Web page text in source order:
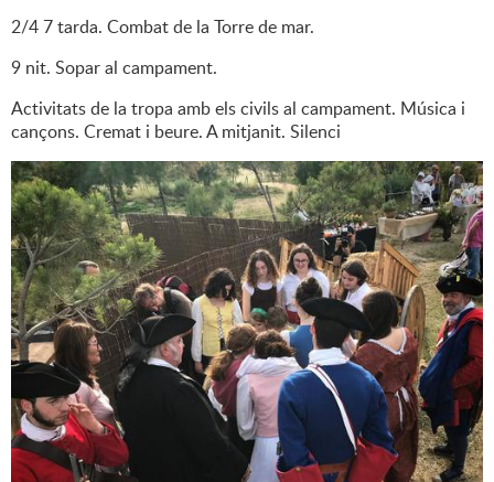
2/4 7 tarda. Combat de la Torre de mar.
9 nit. Sopar al campament.
Activitats de la tropa amb els civils al campament. Música i
cançons. Cremat i beure. A mitjanit. Silenci